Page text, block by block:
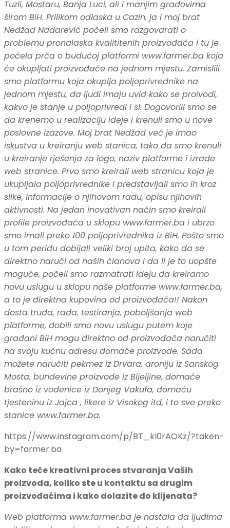
Tuzli, Mostaru, Banja Luci, ali i manjim gradovima
širom BiH. Prilikom odlaska u Cazin, ja i moj brat
Nedžad Nadarević počeli smo razgovarati o
problemu pronalaska kvalititenih proizvođača i tu je
počela prča o budućoj platformi www.farmer.ba koja
će okupljati proizvođače na jednom mjestu. Zamislili
smo platformu koja okuplja poljoprivrednike na
jednom mjestu, da ljudi imaju uvid kako se proivodi,
kakvo je stanje u poljoprivredi i sl. Dogovorili smo se
da krenemo u realizaciju ideje i krenuli smo u nove
poslovne izazove. Moj brat Nedžad već je imao
iskustva u kreiranju web stanica, tako da smo krenuli
u kreiranje rješenja za logo, naziv platforme i izrade
web stranice. Prvo smo kreirali web stranicu koja je
ukupljala poljoprivrednike i predstavljali smo ih kroz
slike, informacije o njihovom radu, opisu njihovih
aktivnosti. Na jedan inovativan način smo kreirali
profile proizvođača u sklopu www.farmer.ba i ubrzo
smo imali preko 100 poljoprivrednika iz BiH. Pošto smo
u tom peridu dobijali veliki broj upita, kako da se
direktno naruči od naših članova i da li je to uopšte
moguće, počeli smo razmatrati ideju da kreiramo
novu uslugu u sklopu naše platforme www.farmer.ba,
a to je direktna kupovina od proizvođača!! Nakon
dosta truda, rada, testiranja, poboljšanja web
platforme, dobili smo novu uslugu putem koje
građani BiH mogu direktno od proizvođača naručiti
na svoju kućnu adresu domaće proizvode. Sada
možete naručiti pekmez iz Drvara, aroniju iz Sanskog
Mosta, bundevine proizvode iz Bijeljine, domaće
brašno iz vodenice iz Donjeg Vakufa, domaću
tjesteninu iz Jajca , likere iz Visokog itd, i to sve preko
stanice www.farmer.ba.
https://www.instagram.com/p/BT_kI0rAOKz/?taken-
by=farmer.ba
Kako teče kreativni proces stvaranja Vaših
proizvoda, koliko ste u kontaktu sa drugim
proizvođaćima i kako dolazite do klijenata?
Web platforma www.farmer.ba je nastala da ljudima